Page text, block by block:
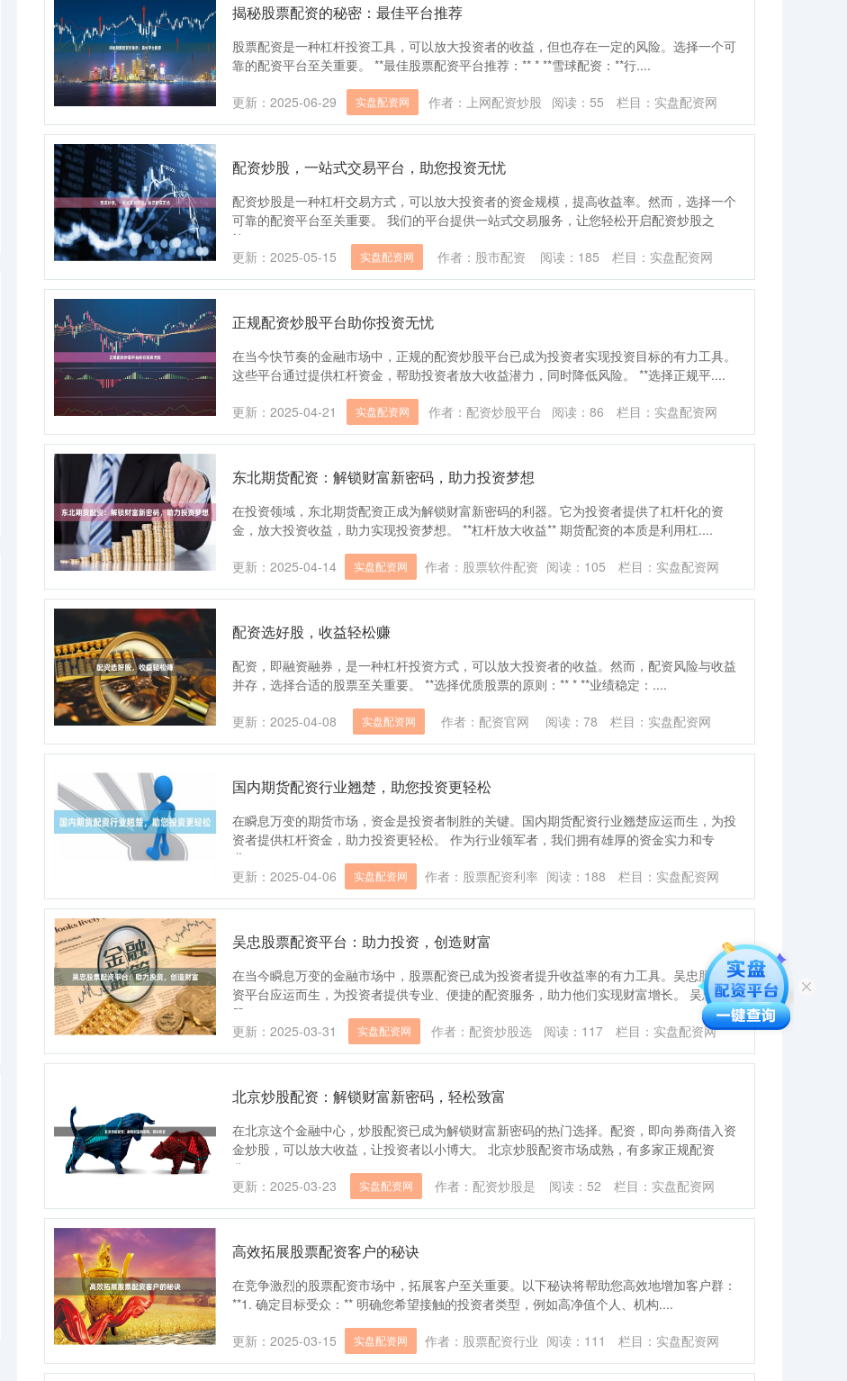
揭秘股票配资的秘密：最佳平台推荐
股票配资是一种杠杆投资工具，可以放大投资者的收益，但也存在一定的风险。选择一个可
靠的配资平台至关重要。 **最佳股票配资平台推荐：** * **雪球配资：**行....
更新：2025-06-29 实盘配资网 作者：上网配资炒股 阅读： 55 栏目： 实盘配资网
配资炒股，一站式交易平台，助您投资无忧
配资炒股是一种杠杆交易方式，可以放大投资者的资金规模，提高收益率。然而，选择一个
可靠的配资平台至关重要。 我们的平台提供一站式交易服务，让您轻松开启配资炒股之
旅....
更新：2025-05-15
实盘配资网 作者：股市配资 阅读： 185 栏目： 实盘配资网
正规配资炒股平台助你投资无忧
在当今快节奏的金融市场中，正规的配资炒股平台已成为投资者实现投资目标的有力工具。
这些平台通过提供杠杆资金，帮助投资者放大收益潜力，同时降低风险。 **选择正规平....
更新：2025-04-21 实盘配资网 作者：配资炒股平台 阅读： 86 栏目： 实盘配资网
东北期货配资：解锁财富新密码，助力投资梦想
在投资领域，东北期货配资正成为解锁财富新密码的利器。它为投资者提供了杠杆化的资
金，放大投资收益，助力实现投资梦想。 **杠杆放大收益** 期货配资的本质是利用杠....
更新：2025-04-14 实盘配资网 作者：股票软件配资 阅读： 105 栏目： 实盘配资网
配资选好股，收益轻松赚
配资，即融资融券，是一种杠杆投资方式，可以放大投资者的收益。然而，配资风险与收益
并存，选择合适的股票至关重要。 **选择优质股票的原则：** * **业绩稳定：....
更新：2025-04-08 实盘配资网 作者：配资官网 阅读： 78 栏目： 实盘配资网
国内期货配资行业翘楚，助您投资更轻松
在瞬息万变的期货市场，资金是投资者制胜的关键。国内期货配资行业翘楚应运而生，为投
资者提供杠杆资金，助力投资更轻松。 作为行业领军者，我们拥有雄厚的资金实力和专
业....
更新：2025-04-06
实盘配资网 作者：股票配资利率 阅读： 188 栏目： 实盘配资网
吴忠股票配资平台：助力投资，创造财富
在当今瞬息万变的金融市场中，股票配资已成为投资者提升收益率的有力工具。吴忠股票配
资平台应运而生，为投资者提供专业、便捷的配资服务，助力他们实现财富增长。 吴忠
股....
更新：2025-03-31
实盘配资网 作者：配资炒股选 阅读： 117 栏目： 实盘配资网
北京炒股配资：解锁财富新密码，轻松致富
在北京这个金融中心，炒股配资已成为解锁财富新密码的热门选择。配资，即向券商借入资
金炒股，可以放大收益，让投资者以小博大。 北京炒股配资市场成熟，有多家正规配资
公....
更新：2025-03-23
实盘配资网 作者：配资炒股是 阅读： 52 栏目： 实盘配资网
高效拓展股票配资客户的秘诀
在竞争激烈的股票配资市场中，拓展客户至关重要。以下秘诀将帮助您高效地增加客户群：
**1. 确定目标受众：** 明确您希望接触的投资者类型，例如高净值个人、机构....
更新：2025-03-15 实盘配资网 作者：股票配资行业 阅读： 111 栏目： 实盘配资网